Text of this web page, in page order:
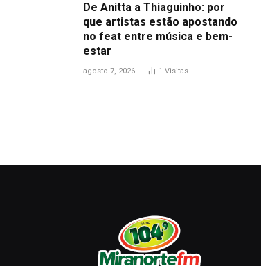
De Anitta a Thiaguinho: por
que artistas estão apostando
no feat entre música e bem-
estar
agosto 7, 2026 1 Visitas